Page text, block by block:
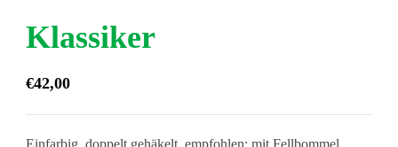
Klassiker
€42,00
Einfarbig, doppelt gehäkelt, empfohlen: mit Fellbommel.